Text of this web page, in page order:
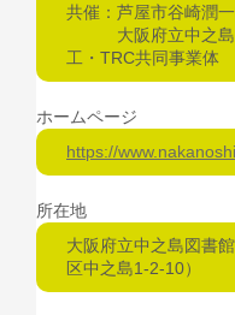
共催：芦屋市谷崎潤
大阪府立中之島図
工・TRC共同事業体
ホームページ
https://
所在地
大阪府立中之島図書
区中之島1-2-10）